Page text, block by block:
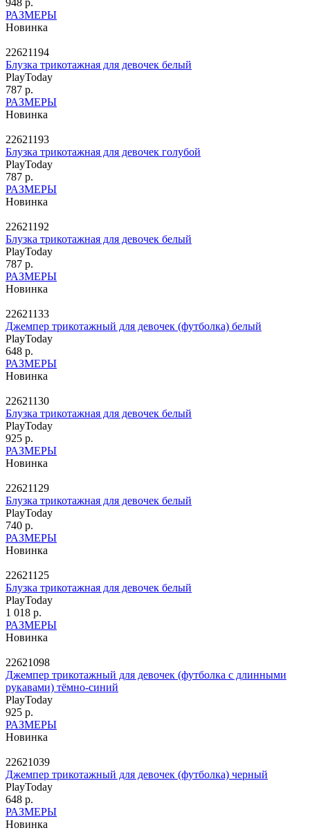
РАЗМЕРЫ
Новинка
22621194
Блузка трикотажная для девочек белый
PlayToday
787 р.
РАЗМЕРЫ
Новинка
22621193
Блузка трикотажная для девочек голубой
PlayToday
787 р.
РАЗМЕРЫ
Новинка
22621192
Блузка трикотажная для девочек белый
PlayToday
787 р.
РАЗМЕРЫ
Новинка
22621133
Джемпер трикотажный для девочек (футболка) белый
PlayToday
648 р.
РАЗМЕРЫ
Новинка
22621130
Блузка трикотажная для девочек белый
PlayToday
925 р.
РАЗМЕРЫ
Новинка
22621129
Блузка трикотажная для девочек белый
PlayToday
740 р.
РАЗМЕРЫ
Новинка
22621125
Блузка трикотажная для девочек белый
PlayToday
1 018 р.
РАЗМЕРЫ
Новинка
22621098
Джемпер трикотажный для девочек (футболка с длинными
рукавами) тёмно-синий
PlayToday
925 р.
РАЗМЕРЫ
Новинка
22621039
Джемпер трикотажный для девочек (футболка) черный
PlayToday
648 р.
РАЗМЕРЫ
Новинка